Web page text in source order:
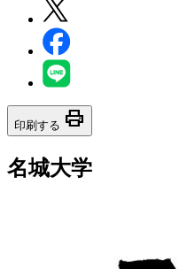
印刷する print
名城大学